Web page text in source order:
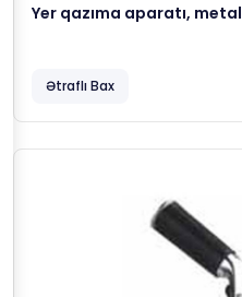
Yer qazıma aparatı, metal
Ətraflı Bax